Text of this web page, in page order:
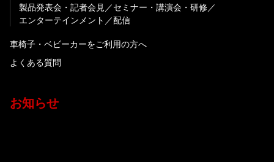
製品発表会・記者会見
セミナー・講演会・研修
エンターテインメント
配信
車椅子・ベビーカーをご利用の方へ
よくある質問
お知らせ